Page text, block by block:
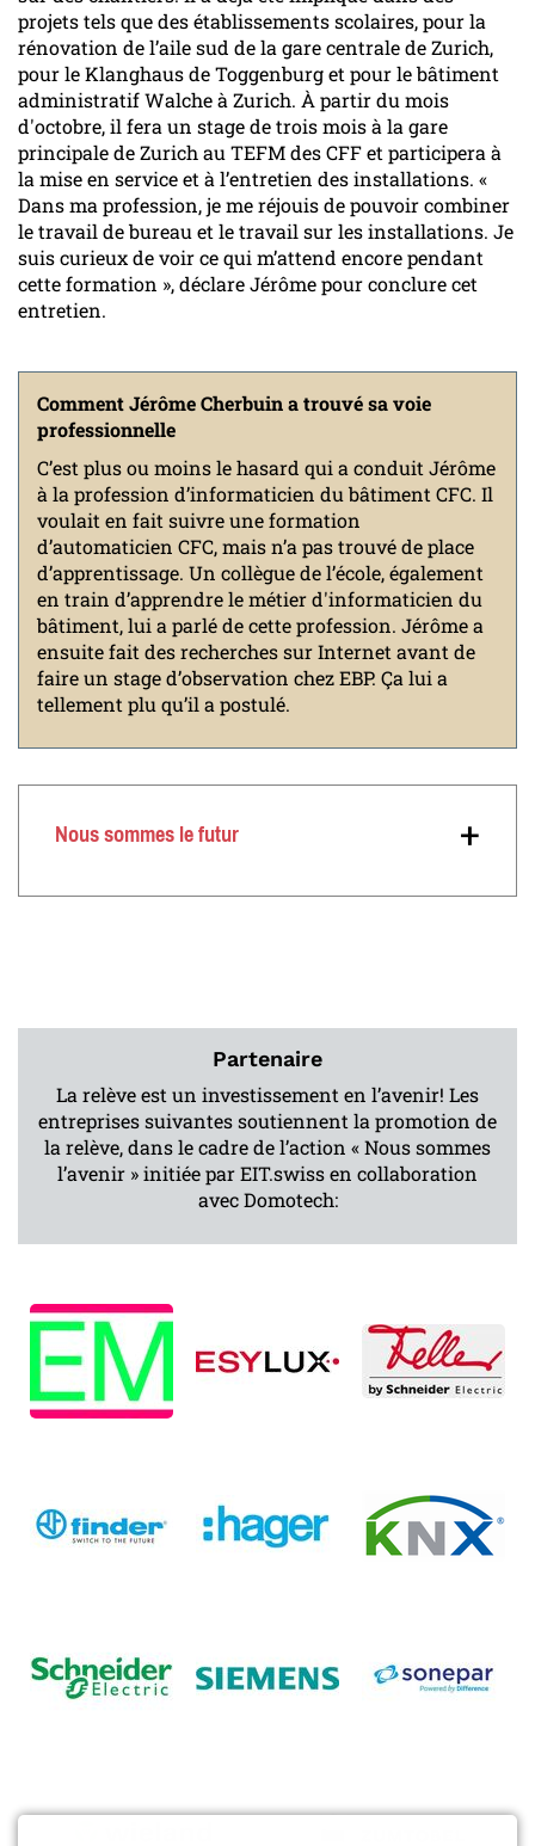
projets tels que des établissements scolaires, pour la
rénovation de l’aile sud de la gare centrale de Zurich,
pour le Klanghaus de Toggenburg et pour le bâtiment
administratif Walche à Zurich. À partir du mois
d'octobre, il fera un stage de trois mois à la gare
principale de Zurich au TEFM des CFF et participera à
la mise en service et à l’entretien des installations. «
Dans ma profession, je me réjouis de pouvoir combiner
le travail de bureau et le travail sur les installations. Je
suis curieux de voir ce qui m’attend encore pendant
cette formation », déclare Jérôme pour conclure cet
entretien.
Comment Jérôme Cherbuin a trouvé sa voie
professionnelle
C’est plus ou moins le hasard qui a conduit Jérôme
à la profession d’informaticien du bâtiment CFC. Il
voulait en fait suivre une formation
d’automaticien CFC, mais n’a pas trouvé de place
d’apprentissage. Un collègue de l’école, également
en train d’apprendre le métier d'informaticien du
bâtiment, lui a parlé de cette profession. Jérôme a
ensuite fait des recherches sur Internet avant de
faire un stage d’observation chez EBP. Ça lui a
tellement plu qu’il a postulé.
+
Nous sommes le futur
Partenaire
La relève est un investissement en l’avenir! Les
entreprises suivantes soutiennent la promotion de
la relève, dans le cadre de l’action « Nous sommes
l’avenir » initiée par EIT.swiss en collaboration
avec Domotech: